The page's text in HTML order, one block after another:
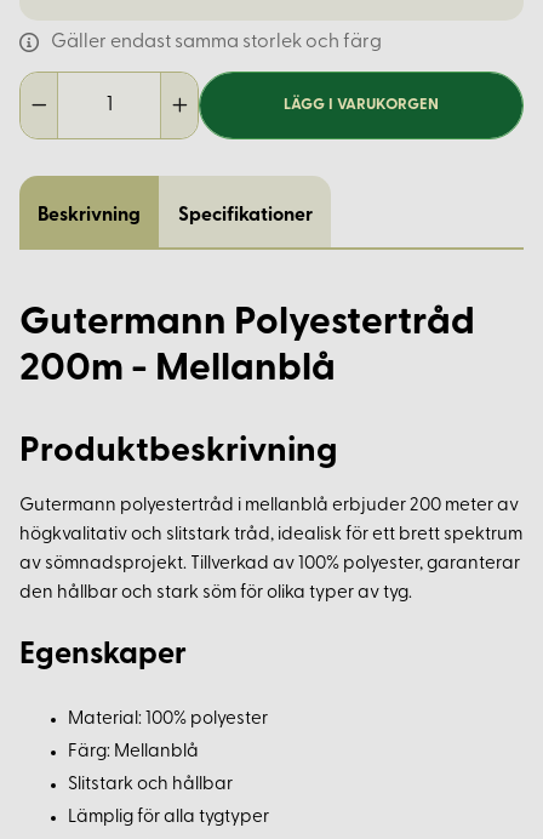
Gäller endast samma storlek och färg
LÄGG I VARUKORGEN
Beskrivning Specifikationer
Gutermann Polyestertråd
200m - Mellanblå
Produktbeskrivning
Gutermann polyestertråd i mellanblå erbjuder 200 meter av
högkvalitativ och slitstark tråd, idealisk för ett brett spektrum
av sömnadsprojekt. Tillverkad av 100% polyester, garanterar
den hållbar och stark söm för olika typer av tyg.
Egenskaper
Material: 100% polyester
Färg: Mellanblå
Slitstark och hållbar
Lämplig för alla tygtyper